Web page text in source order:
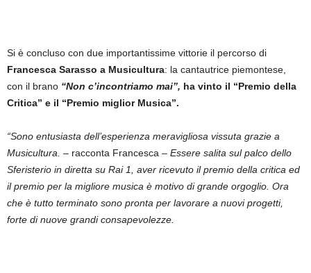
Si è concluso con due importantissime vittorie il percorso di
Francesca Sarasso a Musicultura: la cantautrice piemontese,
con il brano “Non c’incontriamo mai”, ha vinto il “Premio della
Critica” e il “Premio miglior Musica”.
“Sono entusiasta dell’esperienza meravigliosa vissuta grazie a
Musicultura. – racconta Francesca – Essere salita sul palco dello
Sferisterio in diretta su Rai 1, aver ricevuto il premio della critica ed
il premio per la migliore musica è motivo di grande orgoglio. Ora
che è tutto terminato sono pronta per lavorare a nuovi progetti,
forte di nuove grandi consapevolezze.